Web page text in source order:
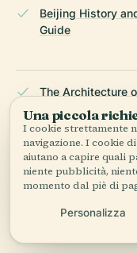
Beijing History
Guide
The Architecture
2024, Ruqin Travel
Must-See Places
Explore Beijing
Una piccola
I cookie strettamente
navigazione. I cookie
aiutano a capire quali
niente pubblicità,
momento dal piè di
Personalizza